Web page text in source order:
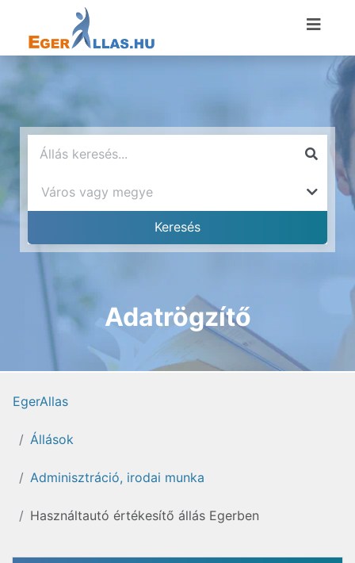
Adatrögzítő
EgerAllas
Állások
Adminisztráció, irodai munka
Használtautó értékesítő állás Egerben